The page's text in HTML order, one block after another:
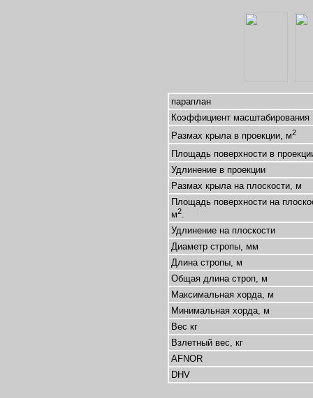
параплан
Коэффициент масштабирования
Размах крыла в проекции, м2
Площадь поверхности в
Удлинение в проекции
Размах крыла на плоскости, м
Площадь поверхности на
м2.
Удлинение на плоскости
Диаметр стропы, мм
Длина стропы, м
Общая длина строп, м
Максимальная хорда, м
Минимальная хорда, м
Вес кг
Взлетный вес, кг
AFNOR
DHV